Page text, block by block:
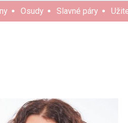
Osudy Slavné páry